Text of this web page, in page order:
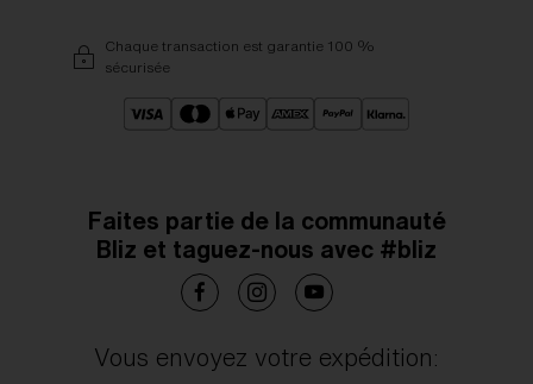
Chaque transaction est garantie 100 %
sécurisée
Faites partie de la communauté
Bliz et taguez-nous avec #bliz
Vous envoyez votre expédition: